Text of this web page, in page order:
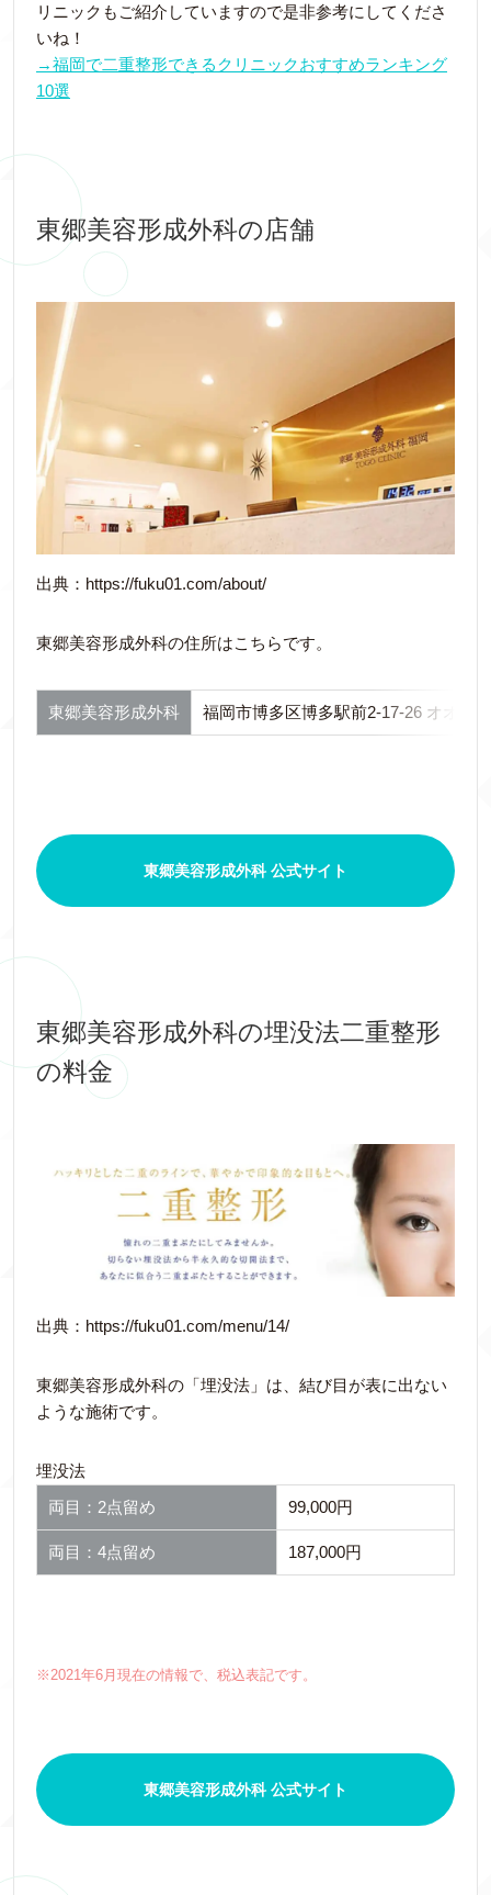
リニックもご紹介していますので是非参考にしてくださ
いね！
→福岡で二重整形できるクリニックおすすめランキング
10選
東郷美容形成外科の店舗
出典：https://fuku01.com/about/
東郷美容形成外科の住所はこちらです。
東郷美容形成外科 福岡市博多区博多駅前2-17-26 オオエ
東郷美容形成外科 公式サイト
東郷美容形成外科の埋没法二重整形
の料金
出典：https://fuku01.com/menu/14/
東郷美容形成外科の「埋没法」は、結び目が表に出ない
ような施術です。
埋没法
両目：2点留め
99,000円
両目：4点留め 187,000円
※2021年6月現在の情報で、税込表記です。
東郷美容形成外科 公式サイト